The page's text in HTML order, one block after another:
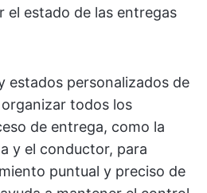
el estado de las entregas
estados personalizados de
todos los
de entrega, como la
y el conductor, para
puntual y preciso de